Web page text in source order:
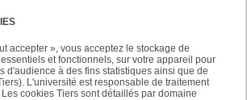
accepter », vous acceptez le stockage de
et fonctionnels, sur votre appareil pour
d'audience à des fins statistiques ainsi que de
L'université est responsable de traitement
cookies Tiers sont détaillés par domaine